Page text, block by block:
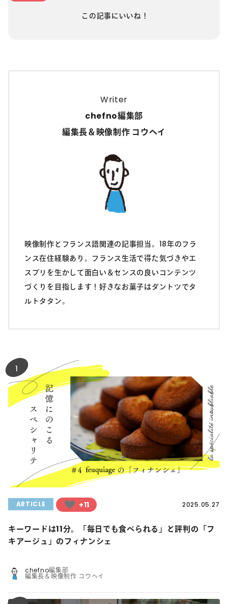
この記事にいいね！
Writer
chefno編集部
編集長＆映像制作 コウヘイ
映像制作とフランス語関連の記事担当。18年のフラ
ンス在住経験あり。フランス生活で得た気づきやエ
スプリを生かして面白い＆センスの良いコンテンツ
づくりを目指します！好きなお菓子はダントツでタ
ルトタタン。
1
ARTICLE +11 2025.05.27
キーワードは11分。「毎日でも食べられる」と評判の「フ
キアージュ」のフィナンシェ
chefno編集部
編集長＆映像制作 コウヘイ